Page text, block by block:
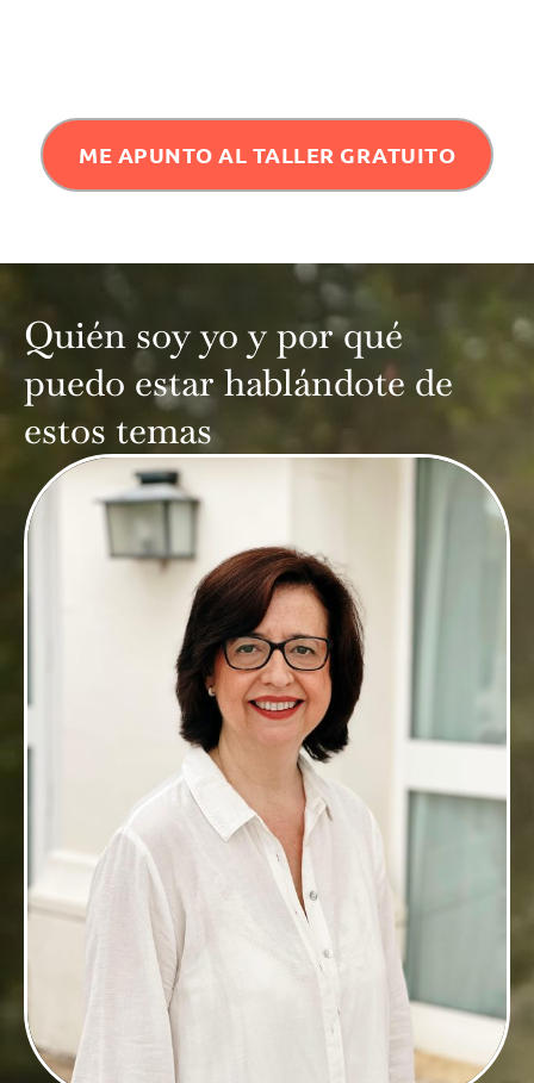
ME APUNTO AL TALLER GRATUITO
Quién soy yo y por qué
puedo estar hablándote de
estos temas